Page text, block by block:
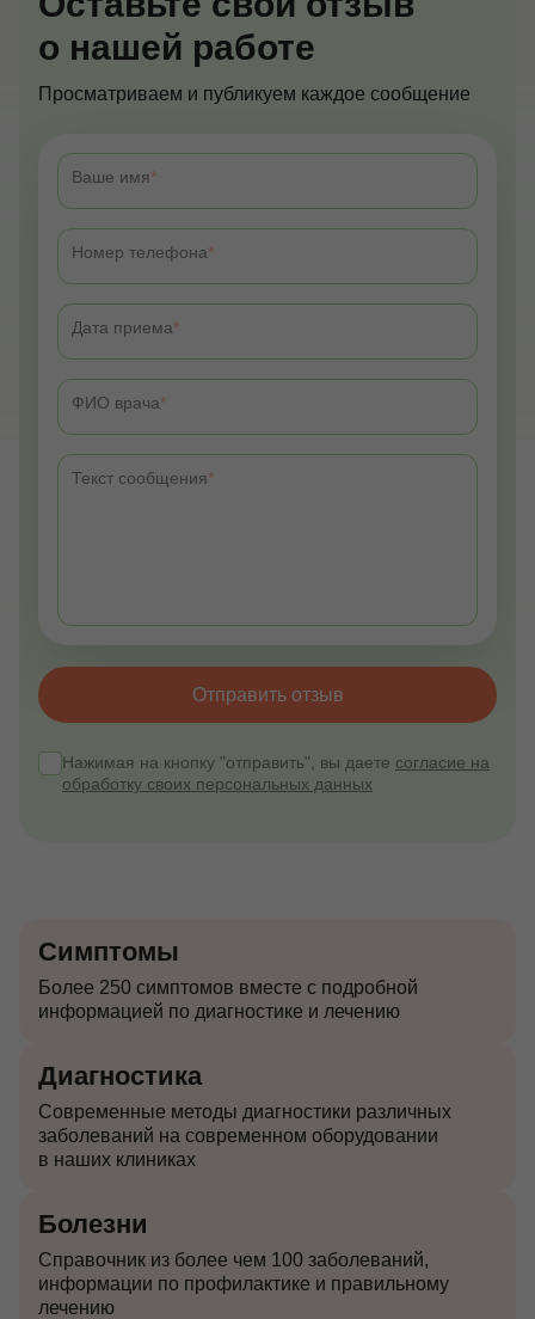
о нашей работе
Просматриваем и публикуем каждое сообщение
Ваше имя
Номер телефона
Дата приема
ФИО врача
Текст сообщения
Отправить отзыв
Нажимая на кнопку "отправить", вы даете согласие на
обработку своих персональных данных
Симптомы
Более 250 симптомов вместе с подробной
информацией по диагностике и лечению
Диагностика
Современные методы диагностики различных
заболеваний на современном оборудовании
в наших клиниках
Болезни
Справочник из более чем 100 заболеваний,
информации по профилактике и правильному
лечению